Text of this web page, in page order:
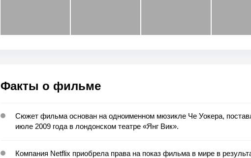
Факты о фильме
Сюжет фильма основан на одноименном мюзикле Че Уокера,
июле 2009 года в лондонском театре «Янг Вик».
Компания Netflix приобрела права на показ фильма в мире в